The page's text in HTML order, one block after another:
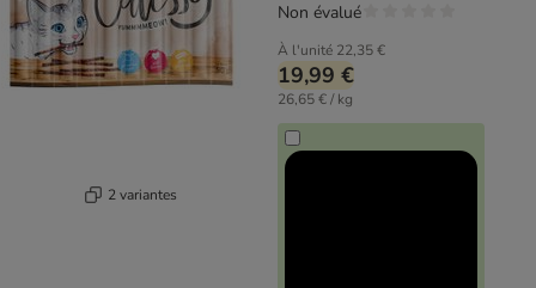
2 variantes
À l'unité 22,35 €
19,99 €
26,65 € / kg
Non évalué